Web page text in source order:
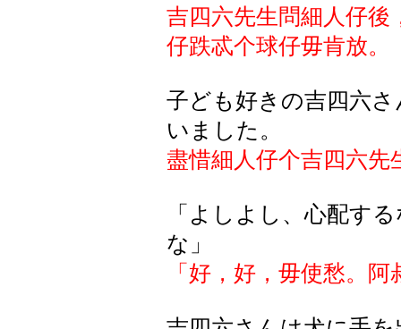
吉四六先生問細人仔後
仔跌忒个球仔毋肯放。
子ども好きの吉四六
いました。
盡惜細人仔个吉四六先
「よしよし、心配す
な」
「好，好，毋使愁。